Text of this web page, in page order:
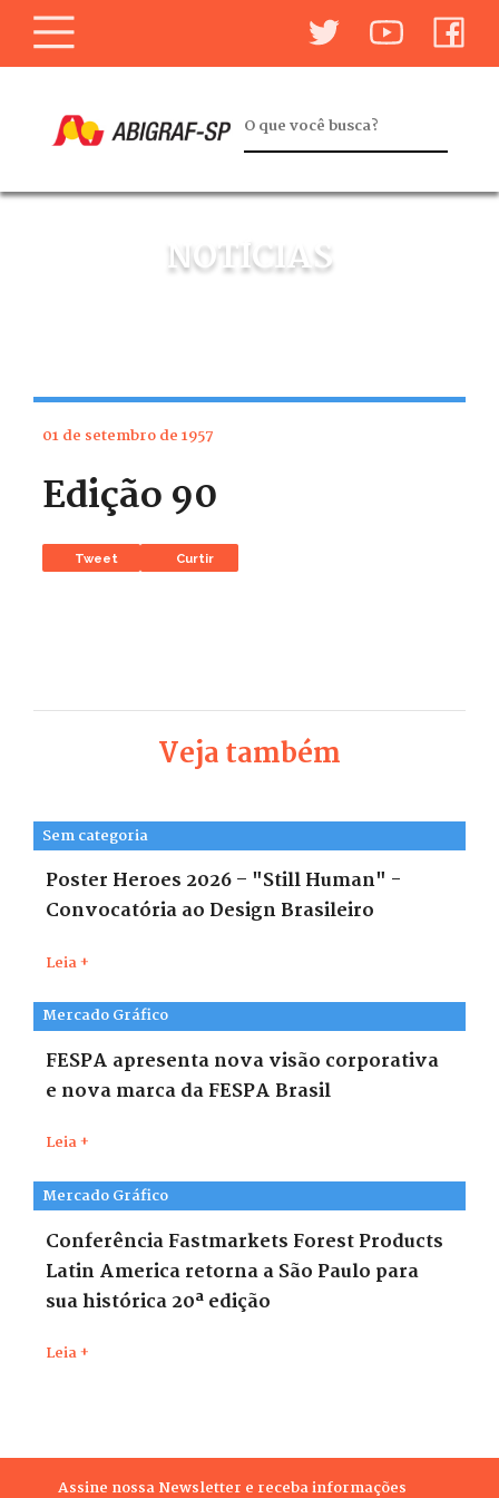
NOTÍCIAS
01 de setembro de 1957
Edição 90
Tweet Curtir
Veja também
Sem categoria
Poster Heroes 2026 – "Still Human" -
Convocatória ao Design Brasileiro
Leia +
Mercado Gráfico
FESPA apresenta nova visão corporativa
e nova marca da FESPA Brasil
Leia +
Mercado Gráfico
Conferência Fastmarkets Forest Products
Latin America retorna a São Paulo para
sua histórica 20ª edição
Leia +
Assine nossa Newsletter e receba informações